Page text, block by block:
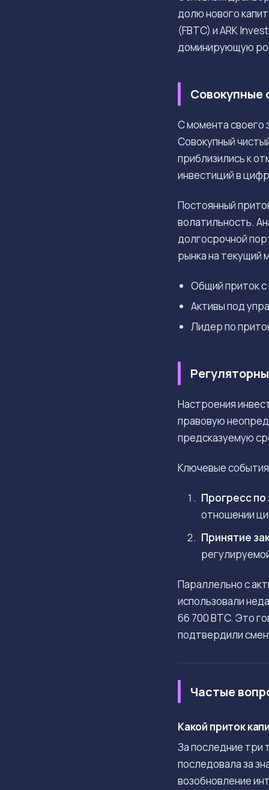
долю нового
(FBTC) и ARK
доминирующую
Совокупные
С момента своего
Совокупный
приблизились к
инвестиций в
Постоянный
волатильность.
долгосрочной
рынка на текущий
Общий приток
Активы под
Лидер по
Настроения
правовую
предсказуемую
Ключевые
Прогресс по
отношении
Принятие
Параллельно с
использовали
66 700 BTC. Это
подтвердили
Частые
Какой приток
За последние три
последовала за
возобновление